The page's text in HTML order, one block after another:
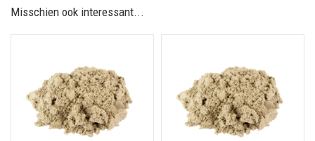
Misschien ook interessant...